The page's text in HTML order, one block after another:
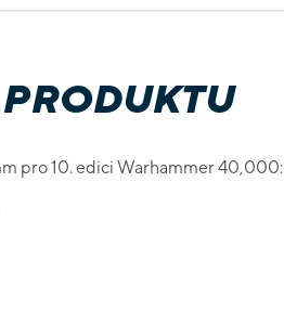
pro 10. edici Warhammer 40,000: